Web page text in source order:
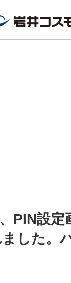
PIN設
した。